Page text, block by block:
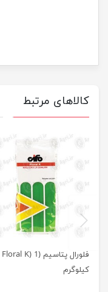
کالاهای مرتبط
فلورال پتاسیم (Floral K) 1
کیلوگرم
previus